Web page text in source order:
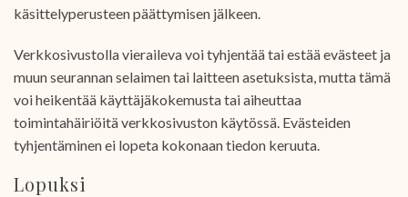
käsittelyperusteen päättymisen jälkeen.
Verkkosivustolla vieraileva voi tyhjentää tai estää evästeet ja
muun seurannan selaimen tai laitteen asetuksista, mutta tämä
voi heikentää käyttäjäkokemusta tai aiheuttaa
toimintahäiriöitä verkkosivuston käytössä. Evästeiden
tyhjentäminen ei lopeta kokonaan tiedon keruuta.
Lopuksi